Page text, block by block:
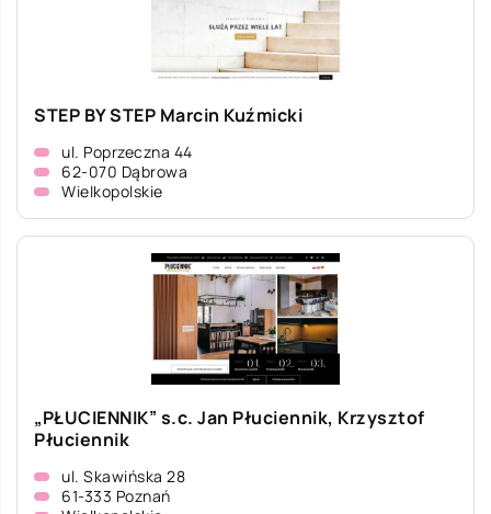
STEP BY STEP Marcin Kuźmicki
ul. Poprzeczna 44
62-070 Dąbrowa
Wielkopolskie
„PŁUCIENNIK” s.c. Jan Płuciennik, Krzysztof
Płuciennik
ul. Skawińska 28
61-333 Poznań